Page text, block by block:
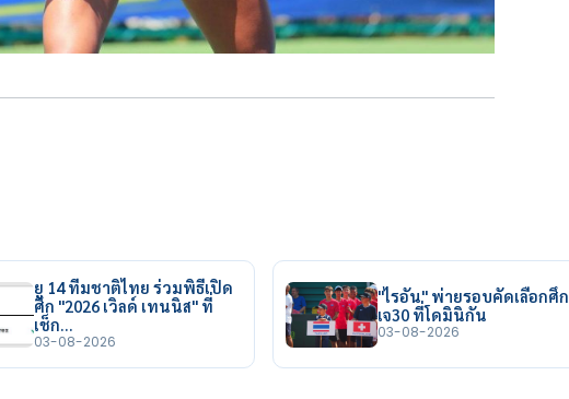
ยู 14 ทีมชาติไทย ร่วมพิธีเปิด
ศึก "2026 เวิลด์ เทนนิส" ที่
เช็ก…
03-08-2026
"ไรอัน" พ่ายรอบคัดเลือกศึก
เจ30 ที่โดมินิกัน
03-08-2026